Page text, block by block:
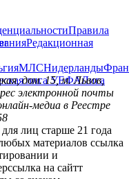
Правила
Редакционная
МЛСНидерланды
лига УЕФАЛига
дом. 15, м. Львов,
электронной почты
медиа в Реестре
лиц старше 21 года
материалов ссылка
и
на сайтт